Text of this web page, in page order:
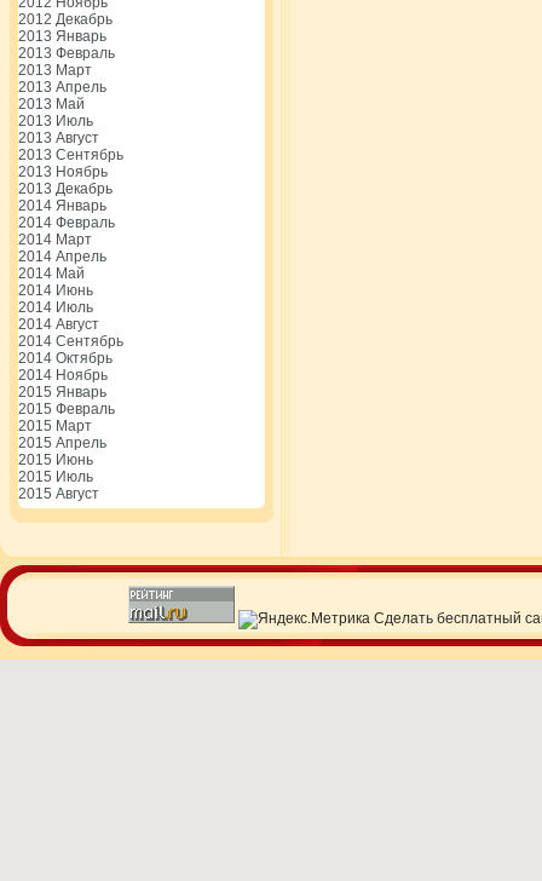
2012 Декабрь
2013 Январь
2013 Февраль
2013 Март
2013 Апрель
2013 Май
2013 Июль
2013 Август
2013 Сентябрь
2013 Ноябрь
2013 Декабрь
2014 Январь
2014 Февраль
2014 Март
2014 Апрель
2014 Май
2014 Июнь
2014 Июль
2014 Август
2014 Сентябрь
2014 Октябрь
2014 Ноябрь
2015 Январь
2015 Февраль
2015 Март
2015 Апрель
2015 Июнь
2015 Июль
2015 Август
Сделать бесплатный